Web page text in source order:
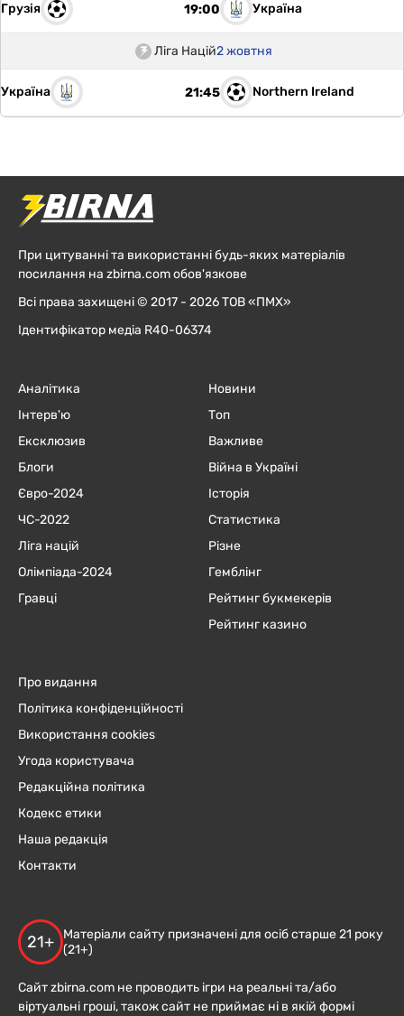
Грузія 19:00 Україна
Ліга Націй2 жовтня
Україна 21:45 Northern Ireland
При цитуванні та використанні будь-яких матеріалів
посилання на zbirna.com обов'язкове
Всі права захищені © 2017 - 2026 ТОВ «ПМХ»
Ідентифікатор медіа R40-06374
Аналітика
Інтерв'ю
Ексклюзив
Блоги
Євро-2024
ЧC-2022
Ліга націй
Олімпіада-2024
Гравці
Новини
Топ
Важливе
Війна в Україні
Історія
Статистика
Різне
Гемблінг
Рейтинг букмекерів
Рейтинг казино
Про видання
Політика конфіденційності
Використання cookies
Угода користувача
Редакційна політика
Кодекс етики
Наша редакція
Контакти
21+
Матеріали сайту призначені для осіб старше 21 року
(21+)
Сайт zbirna.com не проводить ігри на реальні та/або
віртуальні гроші, також сайт не приймає ні в якій формі